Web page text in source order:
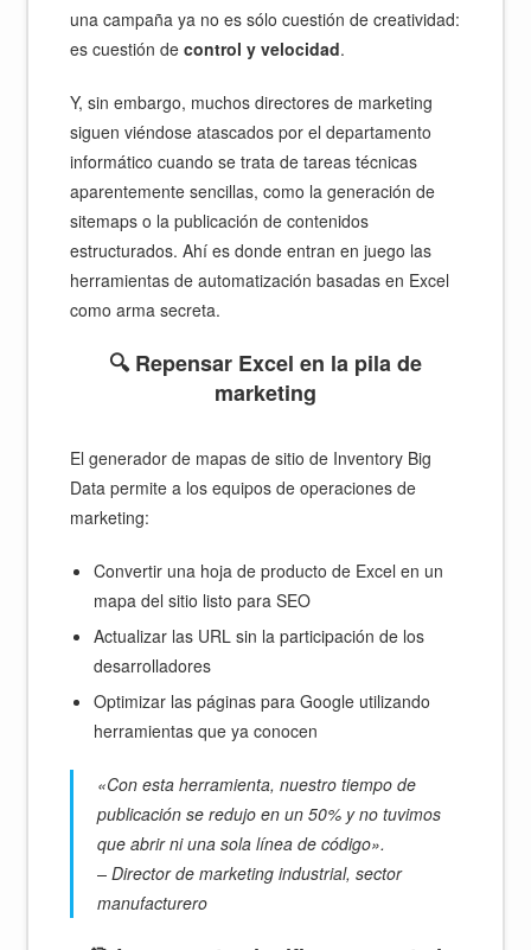
una campaña ya no es sólo cuestión de creatividad:
es cuestión decontrol y velocidad.
Y, sin embargo, muchos directores de marketing
siguen viéndose atascados por el departamento
informático cuando se trata de tareas técnicas
aparentemente sencillas, como la generación de
sitemaps o la publicación de contenidos
estructurados. Ahí es donde entran en juego las
herramientas de automatización basadas en Excel
como arma secreta.
🔍 Repensar Excel en la pila de
marketing
El generador de mapas de sitio de Inventory Big
Data permite a los equipos de operaciones de
marketing:
Convertir una hoja de producto de Excel en un
mapa del sitio listo para SEO
Actualizar las URL sin la participación de los
desarrolladores
Optimizar las páginas para Google utilizando
herramientas que ya conocen
«Con esta herramienta, nuestro tiempo de
publicación se redujo en un 50% y no tuvimos
que abrir ni una sola línea de código».
– Director de marketing industrial, sector
manufacturero